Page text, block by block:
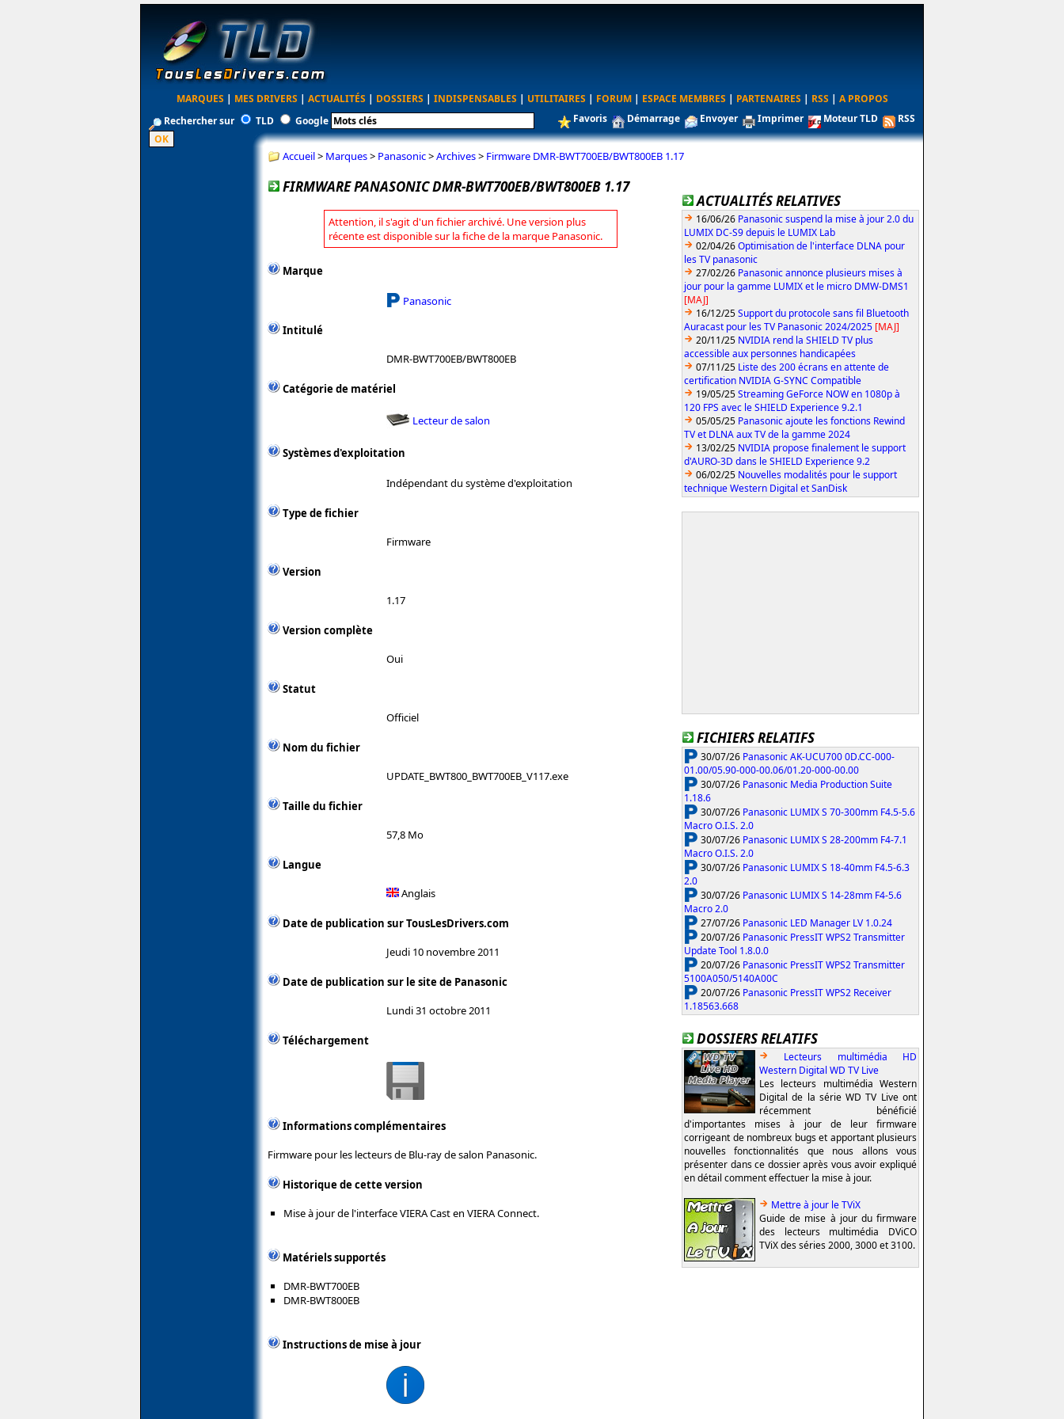
MARQUES | MES DRIVERS | ACTUALITÉS | DOSSIERS | INDISPENSABLES | UTILITAIRES | FORUM | ESPACE MEMBRES | PARTENAIRES | RSS | A PROPOS
Rechercher sur
TLD Google Favoris Démarrage Envoyer Imprimer Moteur TLD RSS
Accueil> Marques> Panasonic>Archives> Firmware DMR-BWT700EB/BWT800EB 1.17
FIRMWARE PANASONIC DMR-BWT700EB/BWT800EB 1.17
Attention, il s'agit d'un fichier archivé. Une version plus
récente est disponible sur la fiche de la marque Panasonic.
Marque
Panasonic
Intitulé
DMR-BWT700EB/BWT800EB
Catégorie de matériel
Lecteur de salon
Systèmes d'exploitation
Indépendant du système d'exploitation
Type de fichier
Firmware
Version
1.17
Version complète
Oui
Statut
Officiel
Nom du fichier
UPDATE_BWT800_BWT700EB_V117.exe
Taille du fichier
57,8 Mo
Langue
Anglais
Date de publication sur TousLesDrivers.com
Jeudi 10 novembre 2011
Date de publication sur le site de Panasonic
Lundi 31 octobre 2011
Téléchargement
Informations complémentaires
Firmware pour les lecteurs de Blu-ray de salon Panasonic.
Historique de cette version
Mise à jour de l'interface VIERA Cast en VIERA Connect.
Matériels supportés
DMR-BWT700EB
DMR-BWT800EB
Instructions de mise à jour
ACTUALITÉS RELATIVES
16/06/26 Panasonic suspend la mise à jour 2.0 du
LUMIX DC-S9 depuis le LUMIX Lab
02/04/26Optimisation de l'interface DLNA pour
les TV panasonic
27/02/26 Panasonic annonce plusieurs mises à
jour pour la gamme LUMIX et le micro DMW-DMS1
[MAJ]
16/12/25Support du protocole sans fil Bluetooth
Auracast pour les TV Panasonic 2024/2025 [MAJ]
20/11/25 NVIDIA rend la SHIELD TV plus
accessible aux personnes handicapées
07/11/25 Liste des 200 écrans en attente de
certification NVIDIA G-SYNC Compatible
19/05/25Streaming GeForce NOW en 1080p à
120 FPS avec le SHIELD Experience 9.2.1
05/05/25 Panasonic ajoute les fonctions Rewind
TV et DLNA aux TV de la gamme 2024
13/02/25 NVIDIA propose finalement le support
d'AURO-3D dans le SHIELD Experience 9.2
06/02/25 Nouvelles modalités pour le support
technique Western Digital et SanDisk
FICHIERS RELATIFS
30/07/26 Panasonic AK-UCU700 0D.CC-000-
01.00/05.90-000-00.06/01.20-000-00.00
30/07/26 Panasonic Media Production Suite
1.18.6
30/07/26 Panasonic LUMIX S 70-300mm F4.5-5.6
Macro O.I.S. 2.0
30/07/26 Panasonic LUMIX S 28-200mm F4-7.1
Macro O.I.S. 2.0
30/07/26 Panasonic LUMIX S 18-40mm F4.5-6.3
2.0
30/07/26 Panasonic LUMIX S 14-28mm F4-5.6
Macro 2.0
27/07/26 Panasonic LED Manager LV 1.0.24
20/07/26 Panasonic PressIT WPS2 Transmitter
Update Tool 1.8.0.0
20/07/26 Panasonic PressIT WPS2 Transmitter
5100A050/5140A00C
20/07/26 Panasonic PressIT WPS2 Receiver
1.18563.668
DOSSIERS RELATIFS
Lecteurs multimédia HD
Western Digital WD TV Live
Les lecteurs multimédia Western
Digital de la série WD TV Live ont
récemment bénéficié
d'importantes mises à jour de leur firmware
corrigeant de nombreux bugs et apportant plusieurs
nouvelles fonctionnalités que nous allons vous
présenter dans ce dossier après vous avoir expliqué
en détail comment effectuer la mise à jour.
Mettre à jour le TViX
Guide de mise à jour du firmware
des lecteurs multimédia DViCO
TViX des séries 2000, 3000 et 3100.